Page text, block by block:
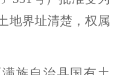
地界址清楚，权属